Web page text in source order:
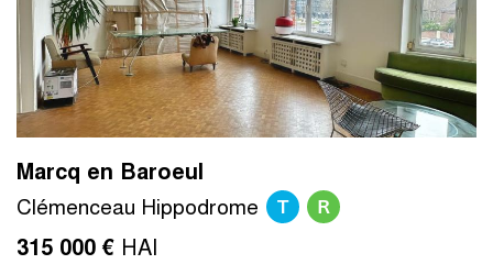
Marcq en Baroeul
Clémenceau Hippodrome T R
315 000 € HAI